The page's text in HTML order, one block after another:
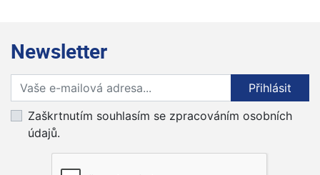
Newsletter
Přihlaste se k odběru novinek
Přihlásit
Zaškrtnutím souhlasím se zpracováním osobních
údajů.